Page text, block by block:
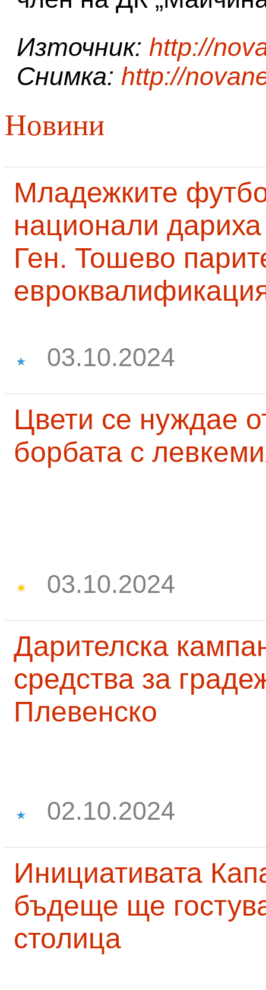
Източник: http://
Снимка: http://
Новини
Младежките
национали
Ген. Тошево
03.10.2024
Цвети се нуждае
борбата с
03.10.2024
Дарителска
средства за
Плевенско
02.10.2024
Инициативата
бъдеще ще
столица